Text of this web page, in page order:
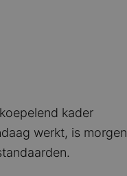
kader
werkt, is morgen